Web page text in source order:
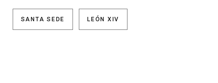
SANTA SEDE LEÓN XIV